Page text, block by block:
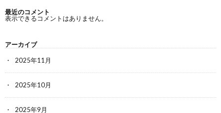
最近のコメント
表示できるコメントはありません。
アーカイブ
2025年11月
2025年10月
2025年9月